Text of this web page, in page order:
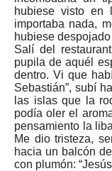
hubiese visto en
importaba nada,
hubiese
Salí del
pupila de aquél
dentro. Vi que
Sebastián”, subí
las islas que la
podía oler el
pensamiento la
Me dio tristeza,
hacia un balcón
con plumón: